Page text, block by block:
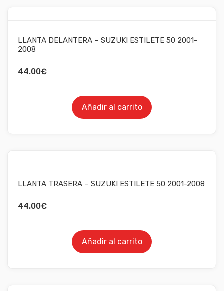
LLANTA DELANTERA – SUZUKI ESTILETE 50 2001-
2008
44.00€
Añadir al carrito
LLANTA TRASERA – SUZUKI ESTILETE 50 2001-2008
44.00€
Añadir al carrito